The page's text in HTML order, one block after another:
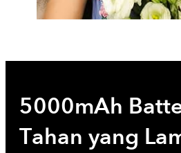
5000mAh
Tahan yang